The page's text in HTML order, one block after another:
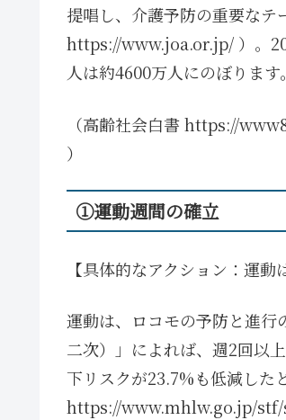
提唱し、介護予防の重要な
https://www.joa.or.jp/ ）。
人は約4600万人にのぼります。
（高齢社会白書 https://
）
①運動週間の確立
【具体的なアクション：運動
運動は、ロコモの予防と進行
二次）」によれば、週2回以
下リスクが23.7%も低減した
https://www.mhlw.go.jp/